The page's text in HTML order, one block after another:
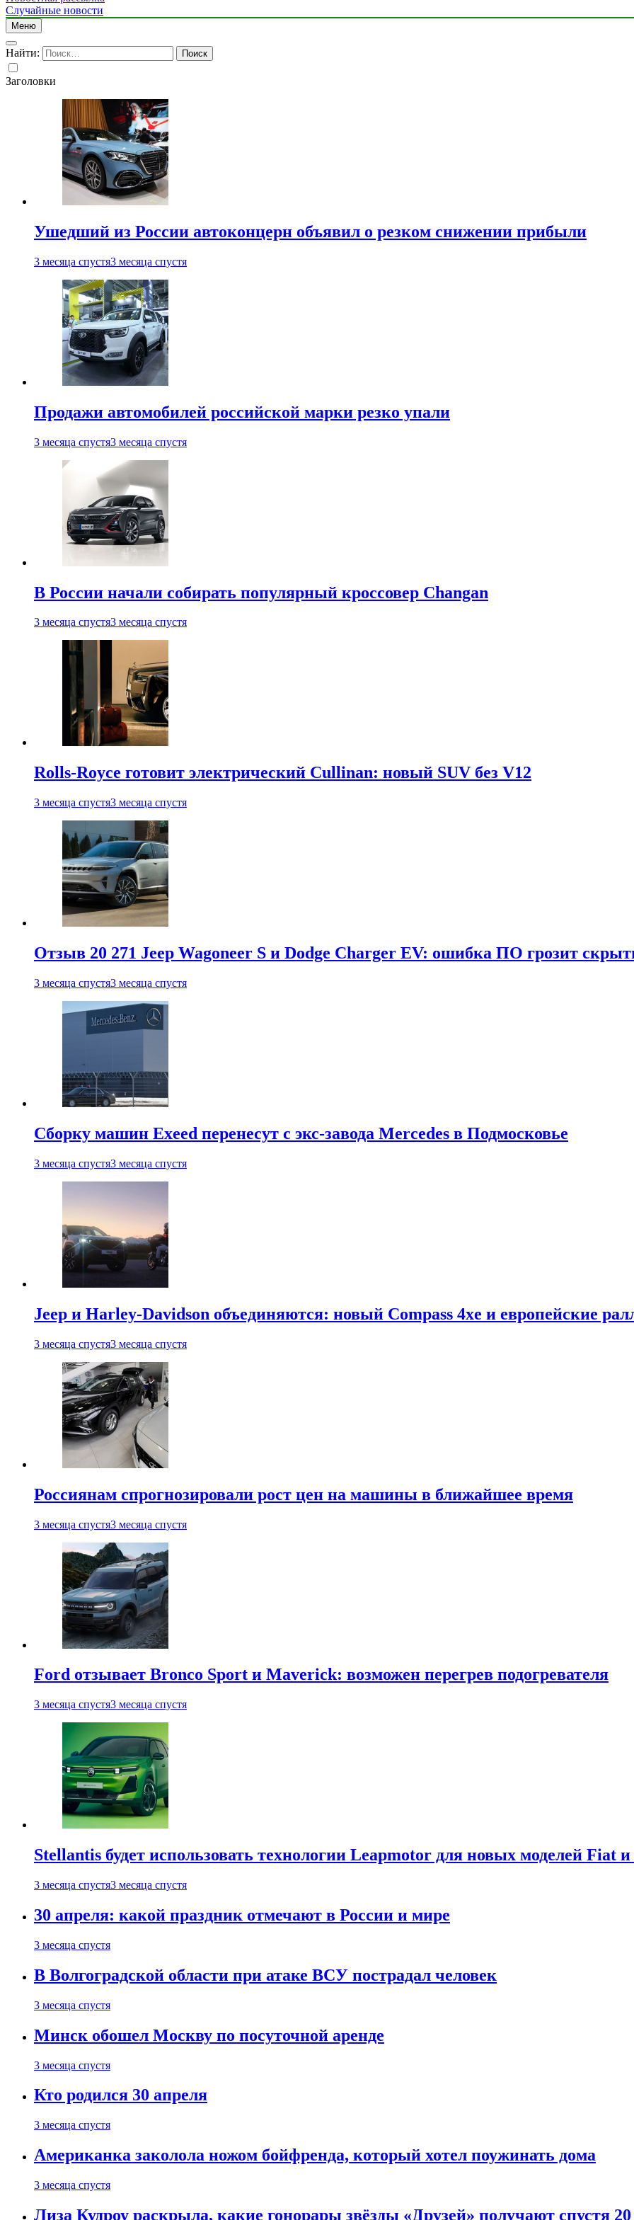
Случайные новости
Меню
Найти:
Заголовки
Ушедший из России автоконцерн объявил о резком снижении прибыли
3 месяца спустя3 месяца спустя
Продажи автомобилей российской марки резко упали
3 месяца спустя3 месяца спустя
В России начали собирать популярный кроссовер Changan
3 месяца спустя3 месяца спустя
Rolls-Royce готовит электрический Cullinan: новый SUV без V12
3 месяца спустя3 месяца спустя
Отзыв 20 271 Jeep Wagoneer S и Dodge Charger EV: ошибка ПО грозит
3 месяца спустя3 месяца спустя
Сборку машин Exeed перенесут с экс-завода Mercedes в Подмосковье
3 месяца спустя3 месяца спустя
Jeep и Harley-Davidson объединяются: новый Compass 4xe и европейские
3 месяца спустя3 месяца спустя
Россиянам спрогнозировали рост цен на машины в ближайшее время
3 месяца спустя3 месяца спустя
Ford отзывает Bronco Sport и Maverick: возможен перегрев подогревателя
3 месяца спустя3 месяца спустя
Stellantis будет использовать технологии Leapmotor для новых моделей Fiat
3 месяца спустя3 месяца спустя
30 апреля: какой праздник отмечают в России и мире
3 месяца спустя
В Волгоградской области при атаке ВСУ пострадал человек
3 месяца спустя
Минск обошел Москву по посуточной аренде
3 месяца спустя
Кто родился 30 апреля
3 месяца спустя
Американка заколола ножом бойфренда, который хотел поужинать дома
3 месяца спустя
Лиза Кудроу раскрыла, какие гонорары звёзды «Друзей» получают спустя